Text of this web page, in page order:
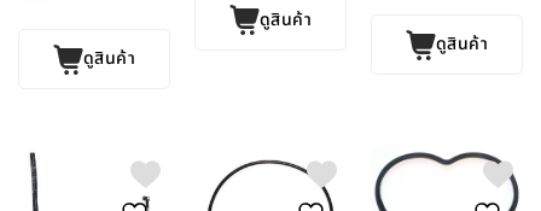
ดูสินค้า
ดูสินค้า
ดูสินค้า